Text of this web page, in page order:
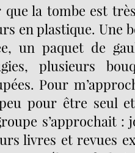
que la tombe est
en plastique. Une
un paquet de
plusieurs
Pour
pour être seul
s’approchait :
livres et revues